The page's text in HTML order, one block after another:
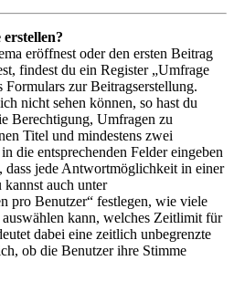
eröffnest oder den ersten Beitrag
findest du ein Register „Umfrage
Formulars zur Beitragserstellung.
nicht sehen können, so hast du
Berechtigung, Umfragen zu
Titel und mindestens zwei
die entsprechenden Felder eingeben
dass jede Antwortmöglichkeit in einer
auch unter
pro Benutzer“ festlegen, wie viele
kann, welches Zeitlimit für
dabei eine zeitlich unbegrenzte
ob die Benutzer ihre Stimme